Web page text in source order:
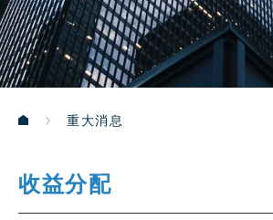
重大消息
收益分配